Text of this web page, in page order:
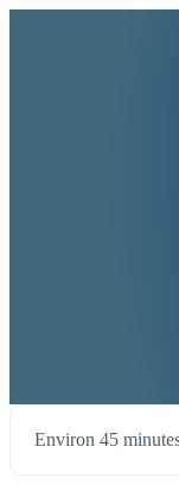
Environ 45